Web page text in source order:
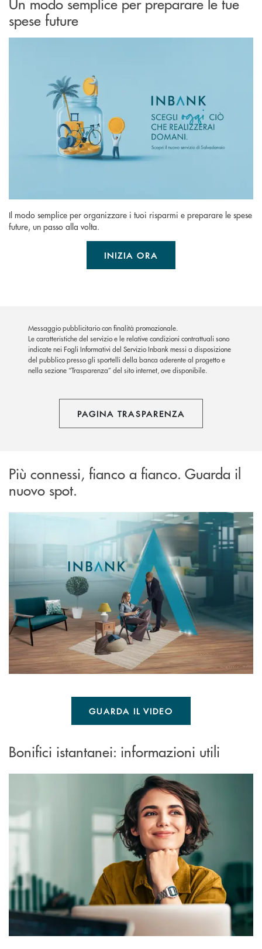
spese future
Il modo semplice per organizzare i tuoi risparmi e preparare le spese
future, un passo alla volta.
INIZIA ORA
Messaggio pubblicitario con finalità promozionale.
Le caratteristiche del servizio e le relative condizioni contrattuali sono
indicate nei Fogli Informativi del Servizio Inbank messi a disposizione
del pubblico presso gli sportelli della banca aderente al progetto e
nella sezione “Trasparenza” del sito internet, ove disponibile.
PAGINA TRASPARENZA
Più connessi, fianco a fianco. Guarda il
nuovo spot.
GUARDA IL VIDEO
Bonifici istantanei: informazioni utili